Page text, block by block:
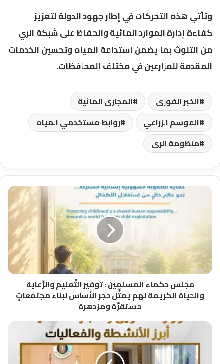
وتأتي هذه التحركات في إطار جهود الدولة لتعزيز
كفاءة إدارة الموارد المائية والحفاظ على شبكة الري
من التلوث بما يضمن استدامة المياه وتحسين الخدمات
المقدمة للمزارعين في مختلف المحافظات.
الخبر الفورى
المجارى المائية
الموسم الزراعي
روابط مستخدمي المياه
منظومة الرى
مجلس
التَّعليم
والرِّعاية
والحياة
الكريمة
يمثِّل
حجر
لبناء
مستقرَّةٍ
ومزدهرةٍ
مجلس حكماء المسلمين : توفير التَّعليم والرِّعاية
والحياة الكريمة لهم يمثِّل حجر الأساس لبناء مجتمعاتٍ
مستقرَّةٍ ومزدهرةٍ
الموجز
أنشطة